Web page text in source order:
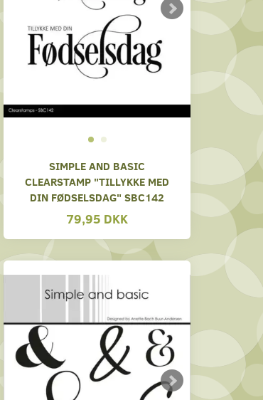
SIMPLE AND BASIC
CLEARSTAMP "TILLYKKE MED
DIN FØDSELSDAG" SBC142
79,95 DKK